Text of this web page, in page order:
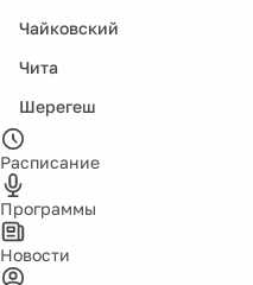
Чайковский
Чита
Шерегеш
Расписание
Программы
Новости